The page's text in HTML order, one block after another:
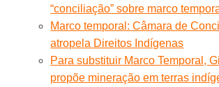
“conciliação” sobre marco
Marco temporal: Câmara de
atropela Direitos Indígenas
Para substituir Marco Temporal,
propõe mineração em terras